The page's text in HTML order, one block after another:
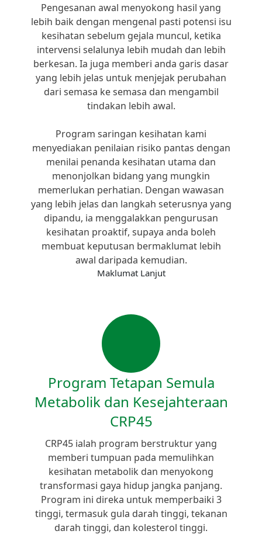
Pengesanan awal menyokong hasil yang
lebih baik dengan mengenal pasti potensi isu
kesihatan sebelum gejala muncul, ketika
intervensi selalunya lebih mudah dan lebih
berkesan. Ia juga memberi anda garis dasar
yang lebih jelas untuk menjejak perubahan
dari semasa ke semasa dan mengambil
tindakan lebih awal.
Program saringan kesihatan kami
menyediakan penilaian risiko pantas dengan
menilai penanda kesihatan utama dan
menonjolkan bidang yang mungkin
memerlukan perhatian. Dengan wawasan
yang lebih jelas dan langkah seterusnya yang
dipandu, ia menggalakkan pengurusan
kesihatan proaktif, supaya anda boleh
membuat keputusan bermaklumat lebih
awal daripada kemudian.
Maklumat Lanjut
Program Tetapan Semula
Metabolik dan Kesejahteraan
CRP45
CRP45 ialah program berstruktur yang
memberi tumpuan pada memulihkan
kesihatan metabolik dan menyokong
transformasi gaya hidup jangka panjang.
Program ini direka untuk memperbaiki 3
tinggi, termasuk gula darah tinggi, tekanan
darah tinggi, dan kolesterol tinggi.